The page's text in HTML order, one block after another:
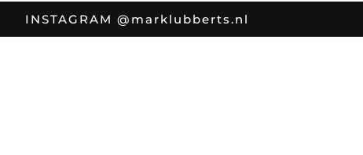
INSTAGRAM @marklubberts.nl